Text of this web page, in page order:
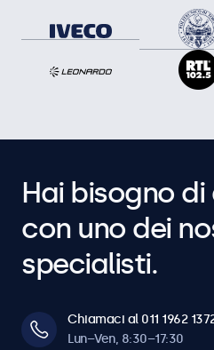
Hai bisogno di
con uno dei
specialisti.
Chiamaci al 011 1962
Lun–Ven, 8:30–17:30